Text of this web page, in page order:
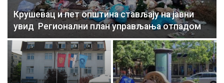
Крушевац и пет општина стављају на јавни
увид Регионални план управљања отпадом